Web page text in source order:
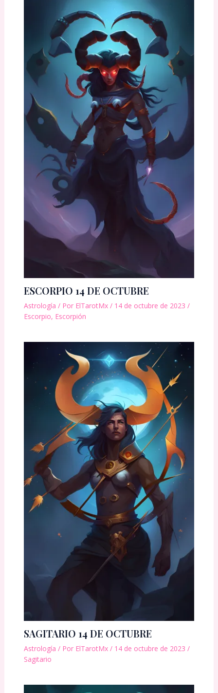
ESCORPIO 14 DE OCTUBRE
Astrología / Por ElTarotMx / 14 de octubre de 2023 /
Escorpio, Escorpión
SAGITARIO 14 DE OCTUBRE
Astrología / Por ElTarotMx / 14 de octubre de 2023 /
Sagitario